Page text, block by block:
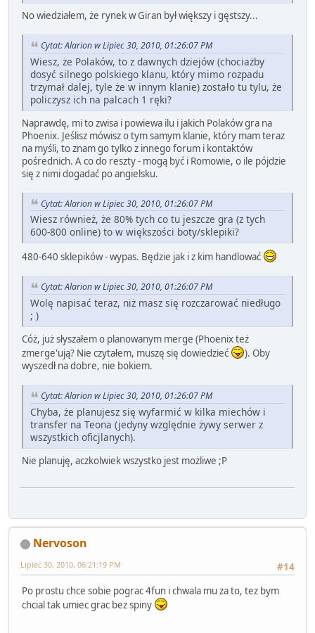
No wiedziałem, że rynek w Giran był większy i gęstszy...
Cytat: Alarion w Lipiec 30, 2010, 01:26:07 PM
Wiesz, że Polaków, to z dawnych dziejów (chociażby
dosyć silnego polskiego klanu, który mimo rozpadu
trzymał dalej, tyle że w innym klanie) zostało tu tylu, że
policzysz ich na palcach 1 ręki?
Naprawdę, mi to zwisa i powiewa ilu i jakich Polaków gra na
Phoenix. Jeślisz mówisz o tym samym klanie, który mam teraz
na myśli, to znam go tylko z innego forum i kontaktów
pośrednich. A co do reszty - mogą być i Romowie, o ile pójdzie
się z nimi dogadać po angielsku.
Cytat: Alarion w Lipiec 30, 2010, 01:26:07 PM
Wiesz również, że 80% tych co tu jeszcze gra (z tych
600-800 online) to w większości boty/sklepiki?
480-640 sklepików - wypas. Będzie jak i z kim handlować
Cytat: Alarion w Lipiec 30, 2010, 01:26:07 PM
Wolę napisać teraz, niż masz się rozczarować niedługo
; )
Cóż, już słyszałem o planowanym merge (Phoenix też
zmerge'ują? Nie czytałem, muszę się dowiedzieć
). Oby
wyszedł na dobre, nie bokiem.
Cytat: Alarion w Lipiec 30, 2010, 01:26:07 PM
Chyba, że planujesz się wyfarmić w kilka miechów i
transfer na Teona (jedyny względnie żywy serwer z
wszystkich oficjlanych).
Nie planuję, aczkolwiek wszystko jest możliwe ;P
Nervoson
#14
Lipiec 30, 2010, 06:21:19 PM
Po prostu chce sobie pograc 4fun i chwala mu za to, tez bym
chcial tak umiec grac bez spiny